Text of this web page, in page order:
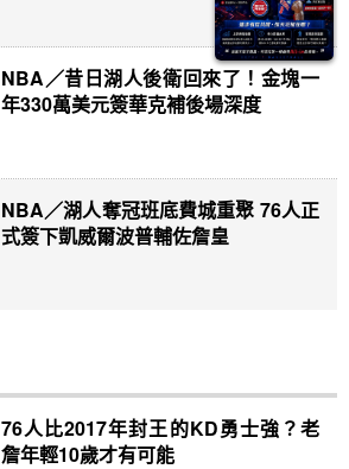
NBA／昔日湖人後衛回來了！金塊一
年330萬美元簽華克補後場深度
NBA／湖人奪冠班底費城重聚 76人正
式簽下凱威爾波普輔佐詹皇
76人比2017年封王的KD勇士強？老
詹年輕10歲才有可能